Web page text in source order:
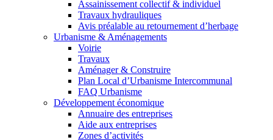
Assainissement collectif & individuel
Travaux hydrauliques
Avis préalable au retournement d’herbage
Urbanisme & Aménagements
Voirie
Travaux
Aménager & Construire
Plan Local d’Urbanisme Intercommunal
FAQ Urbanisme
Développement économique
Annuaire des entreprises
Aide aux entreprises
Zones d’activités